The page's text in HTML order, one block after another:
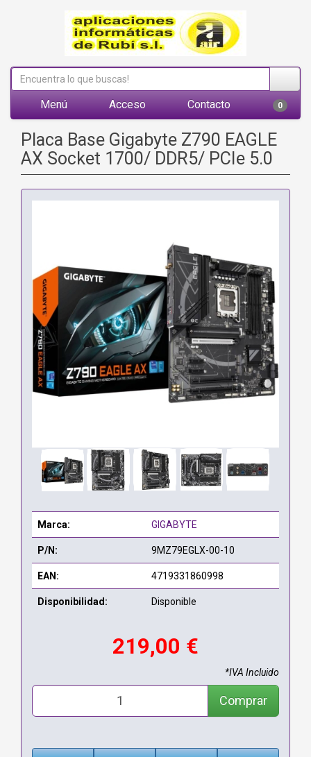
Menú Acceso Contacto 0
Placa Base Gigabyte Z790 EAGLE
AX Socket 1700/ DDR5/ PCIe 5.0
Marca: GIGABYTE
P/N: 9MZ79EGLX-00-10
EAN: 4719331860998
Disponibilidad: Disponible
219,00 €
*IVA Incluido
Comprar